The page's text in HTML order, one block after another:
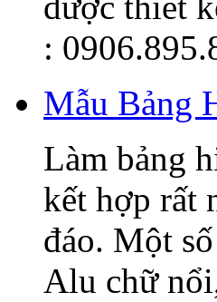
:
Mẫu Bảng
Làm bảng
kết hợp rất
đáo. Một
Alu chữ